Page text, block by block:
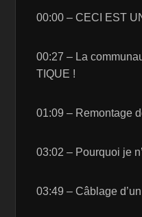
00:00 – CECI EST
00:27 – La
TIQUE !
01:09 – Remontage
03:02 – Pourquoi je
03:49 – Câblage